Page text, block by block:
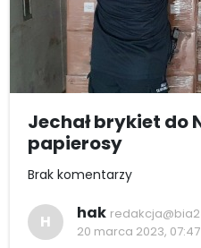
Jechał brykiet do
papierosy
Brak komentarzy
H hak
20 marca 2023, 07:47